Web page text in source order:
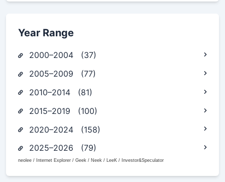
Year Range
2000–2004 (37)
2005–2009 (77)
2010–2014 (81)
2015–2019 (100)
2020–2024 (158)
2025–2026 (79)
neolee / Internet Explorer / Geek / Neek / LeeK / Investor&Speculator